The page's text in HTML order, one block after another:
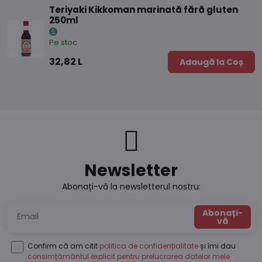
Teriyaki Kikkoman marinată fără gluten
250ml
Pe stoc
32,82 L Adaugă la Coș
Newsletter
Abonați-vă la newsletterul nostru:
Abonați-
vă
Confirm că am citit politica de confidențialitate și îmi dau
consimțământul explicit pentru prelucrarea datelor mele